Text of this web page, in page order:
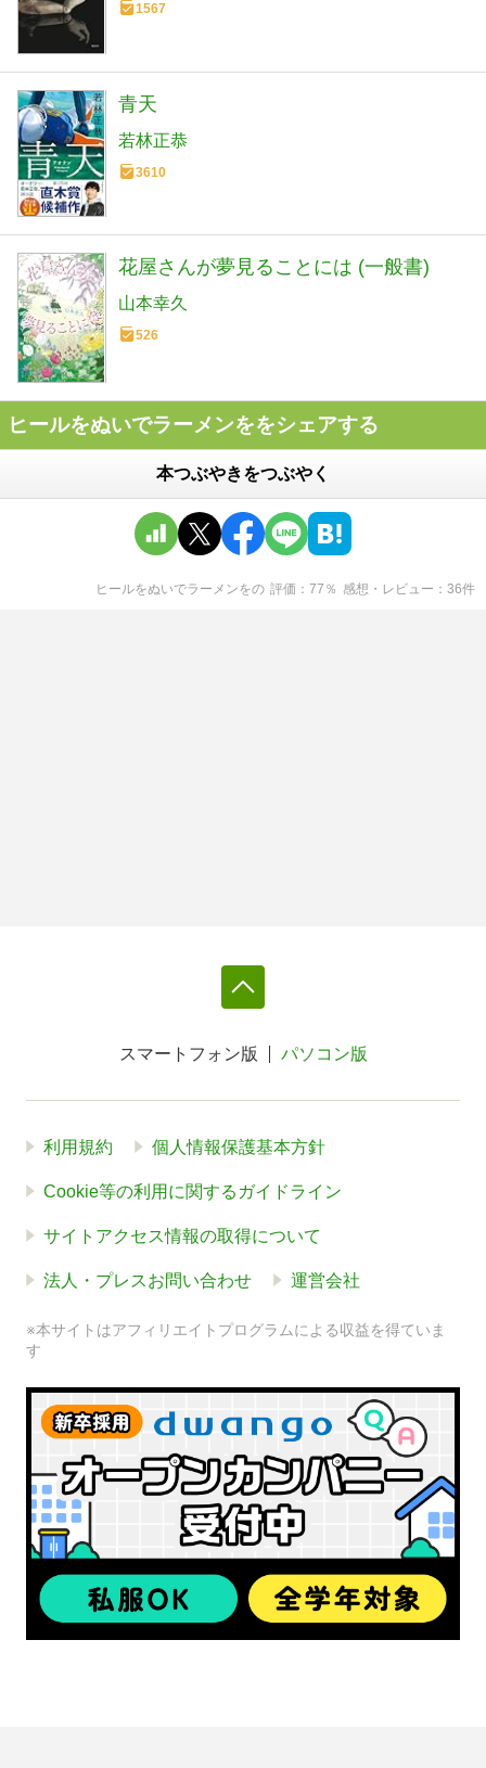
1567
青天
若林正恭
3610
花屋さんが夢見ることには (一般書)
山本幸久
526
ヒールをぬいでラーメンををシェアする
本つぶやきをつぶやく
ヒールをぬいでラーメンをの 評価 77 ％ 感想・レビュー 36件
スマートフォン版 パソコン版
利用規約 個人情報保護基本方針
Cookie等の利用に関するガイドライン
サイトアクセス情報の取得について
法人・プレスお問い合わせ 運営会社
※本サイトはアフィリエイトプログラムによる収益を得ていま
す